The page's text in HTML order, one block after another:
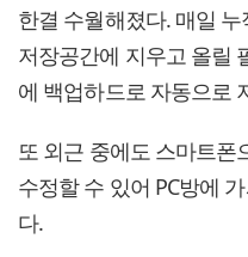
한결 수월해졌다. 매일
저장공간에 지우고 올릴
에 백업하드로 자동으로
또 외근 중에도 스마트폰
수정할 수 있어 PC방에
다.